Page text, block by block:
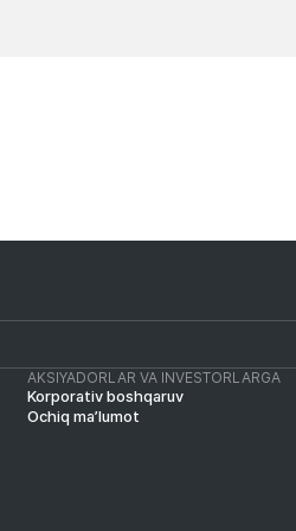
AKSIYADORLAR VA INVESTORLARGA
Korporativ boshqaruv
Ochiq ma’lumot